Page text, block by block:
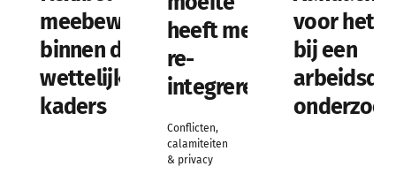
meebewegen
binnen de
wettelijke
kaders
heeft met
re-
integreren?
Conflicten,
calamiteiten
& privacy
voor het
bij een
onderzoek